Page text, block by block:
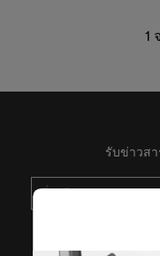
1
รับข่าวสา